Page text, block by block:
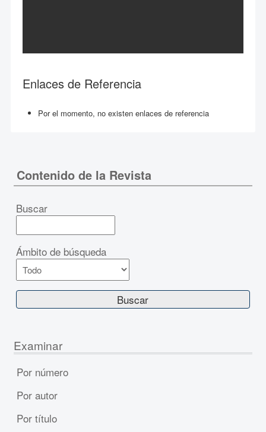
Enlaces de Referencia
Por el momento, no existen enlaces de referencia
Contenido de la Revista
Buscar
Ámbito de búsqueda
Examinar
Por número
Por autor
Por título